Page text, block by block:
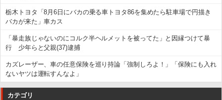
栃木トヨタ「8月6日にバカの乗る車トヨタ86を集めたら駐車場で円描き
バカが来た」車カス
「暴走族じゃないのにコルク半ヘルメットを被ってた」と因縁つけて暴
行 少年らと父親(37)逮捕
カズレーザー、車の任意保険を巡り持論「強制しろよ！」「保険にも入れ
ないヤツは運転すんなよ」
カテゴリ